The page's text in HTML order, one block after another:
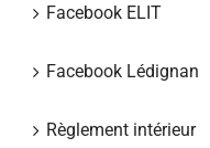
Facebook ELIT
Facebook Lédignan
Règlement intérieur